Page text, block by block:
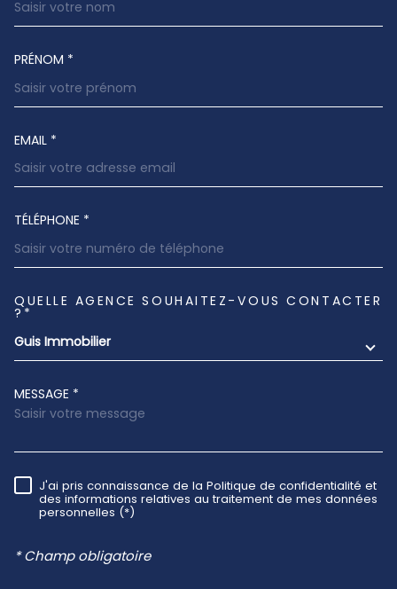
PRÉNOM *
EMAIL *
TÉLÉPHONE *
TRAD_MELTEM_VOREDEMANDE
QUELLE AGENCE SOUHAITEZ-VOUS CONTACTER
?*
Guis Immobilier
MESSAGE *
RÈGLEMENTATION
J'ai pris connaissance de la Politique de confidentialité et
des informations relatives au traitement de mes données
personnelles (*)
* Champ obligatoire